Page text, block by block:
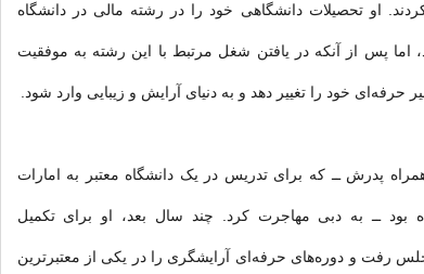
او تحصیلات دانشگاهی خود را در رشته مالی در دانشگاه
اما پس از آنکه در یافتن شغل مرتبط با این رشته به موفقیت
خود را تغییر دهد و به دنیای آرایش و زیبایی وارد شود.
هدی به همراه پدرش ــ که برای تدریس در یک دانشگاه معتبر به امارات
ــ به دبی مهاجرت کرد. چند سال بعد، او برای تکمیل
رفت و دوره‌های حرفه‌ای آرایشگری را در یکی از معتبرترین